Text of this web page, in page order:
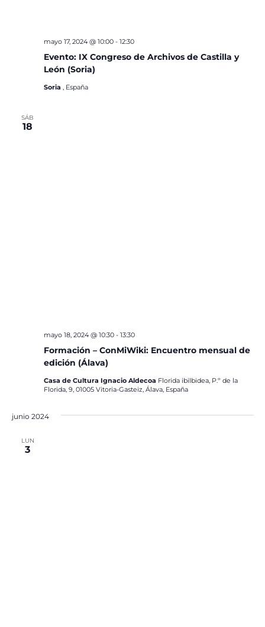
Evento: IX Congreso de Archivos de Castilla y
León (Soria)
mayo 17, 2024 @ 10:00- 12:30
Soria , España
SÁB
18
Formación – ConMiWiki: Encuentro mensual de
edición (Álava)
mayo 18, 2024 @ 10:30- 13:30
Casa de Cultura Ignacio Aldecoa Florida ibilbidea, P.º de la
Florida, 9, 01005 Vitoria-Gasteiz, Álava, España
junio 2024
LUN
3